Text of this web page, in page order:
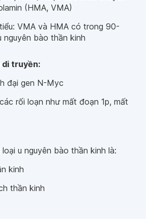
(HMA, VMA)
VMA và HMA có trong 90-
nguyên bào thần kinh
di truyền:
đại gen N-Myc
rối loạn như mất đoạn 1p, mất
u nguyên bào thần kinh là:
kinh
thần kinh